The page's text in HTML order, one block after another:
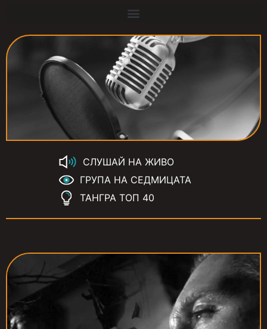
СЛУШАЙ НА ЖИВО
ГРУПА НА СЕДМИЦАТА
ТАНГРА ТОП 40